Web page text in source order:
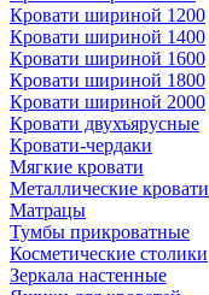
Кровати шириной 1200
Кровати шириной 1400
Кровати шириной 1600
Кровати шириной 1800
Кровати шириной 2000
Кровати двухъярусные
Кровати-чердаки
Мягкие кровати
Металлические кровати
Матрацы
Тумбы прикроватные
Косметические столики
Зеркала настенные